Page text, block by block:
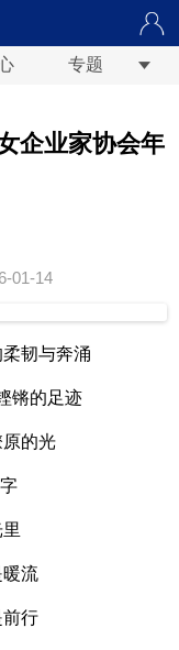
专题
企业家协会年
01-14
韧与奔涌
锵的足迹
的光
流
行